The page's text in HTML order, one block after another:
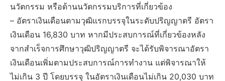
นวัตกรรม หรือด้านนวัตกรรมบริการที่เกี่ยวข้อง
– อัตราเงินเดือนตามวุฒิแรกบรรจุในระดับปริญญาตรี อัตรา
เงินเดือน 16,830 บาท หากมีประสบการณ์ที่เกี่ยวข้องหลัง
จากสำเร็จการศึกษาวุฒิปริญญาตรี จะได้รับพิจารณาอัตรา
เงินเดือนเพิ่มตามประสบการณ์การทำงาน แต่พิจารณาให้
ไม่เกิน 3 ปี โดยบรรจุ ในอัตราเงินเดือนไม่เกิน 20,030 บาท